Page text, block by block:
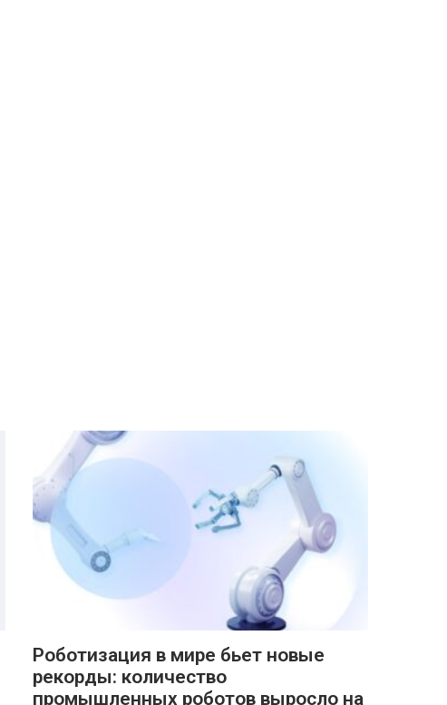
Роботизация в мире бьет новые
рекорды: количество
промышленных роботов выросло на